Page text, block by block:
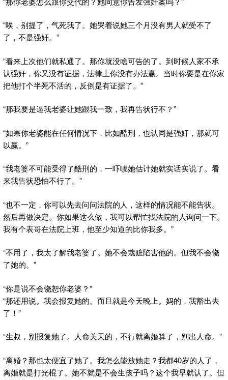
“唉，别提了，气死我了。她哭着说她三个月没有男人就受不了
了，不是强奸。”
“看来上次他们就私通了。那你就没啥可告的了。到时候人家不承
认强奸，你又没有证据，法律上你没有办法赢。当时你要是在你家
把他打个半死不活的，反倒是有证据了。”
“那我要是逼我老婆让她跟我一致，我再告状行不？”
“如果你老婆能在任何情况下，比如酷刑，也认同是强奸，那就可
以赢。”
“我老婆不可能受得了酷刑的，一吓唬她估计她就实话实说了。看
来我告状恐怕不行了。”
“也不一定，你可以先去问问法院的人，这样的情况能不能告状。
然后再做决定。你如果这么做，我可以帮忙找法院的人询问一下。
我有个表哥在法院上班，他至少知道的比你我多。”
“不用了，我太了解我老婆了。她不会栽赃陷害他的。但我不会饶
了她的。”
“你是说不会饶恕你老婆？”
“那还用说。我会报复她的。而且就是今天晚上。妈的，我豁出去
了！”
“生叔，别报复她了。人命关天的，不行就离婚算了，别出人命。”
“离婚？那也太便宜了她了。我怎么能放她走？我都40岁的人了，
离婚就是打光棍了。她不就是不会生孩子吗？这个我早就认了。但